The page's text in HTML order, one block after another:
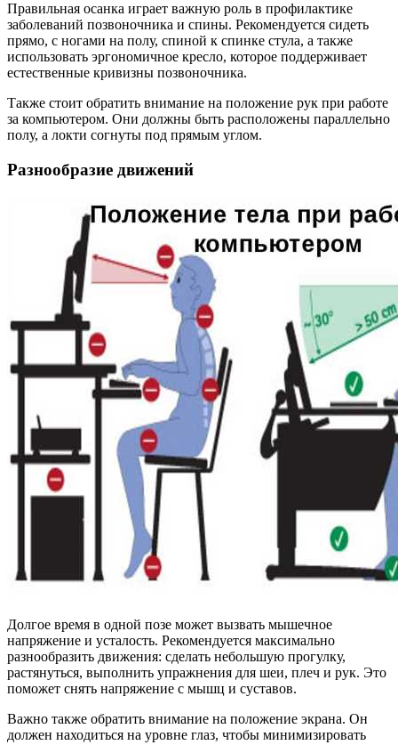
Правильная осанка играет важную роль в профилактике
заболеваний позвоночника и спины. Рекомендуется сидеть
прямо, с ногами на полу, спиной к спинке стула, а также
использовать эргономичное кресло, которое поддерживает
естественные кривизны позвоночника.
Также стоит обратить внимание на положение рук при работе
за компьютером. Они должны быть расположены параллельно
полу, а локти согнуты под прямым углом.
Разнообразие движений
Долгое время в одной позе может вызвать мышечное
напряжение и усталость. Рекомендуется максимально
разнообразить движения: сделать небольшую прогулку,
растянуться, выполнить упражнения для шеи, плеч и рук. Это
поможет снять напряжение с мышц и суставов.
Важно также обратить внимание на положение экрана. Он
должен находиться на уровне глаз, чтобы минимизировать